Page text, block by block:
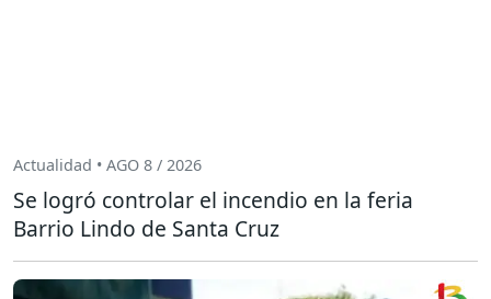
Actualidad • AGO 8 / 2026
Se logró controlar el incendio en la feria
Barrio Lindo de Santa Cruz